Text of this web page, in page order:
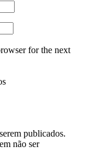
for the next
publicados.
não ser